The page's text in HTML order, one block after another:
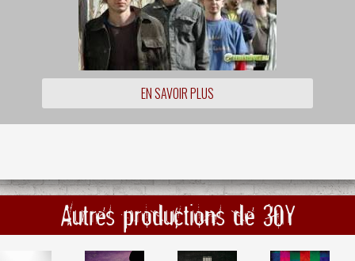
EN SAVOIR PLUS
Autres productions de 30Y